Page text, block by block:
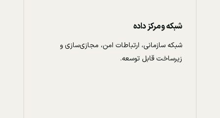
شبکه و مرکز داده
شبکه سازمانی، ارتباطات امن، مجازی‌سازی و
زیرساخت قابل توسعه.